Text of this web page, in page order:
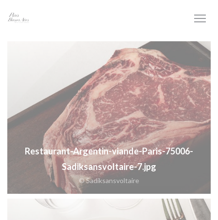
Restaurant-Argentin-viande-Paris-75006-
Sadiksansvoltaire-7.jpg
© Sadiksansvoltaire